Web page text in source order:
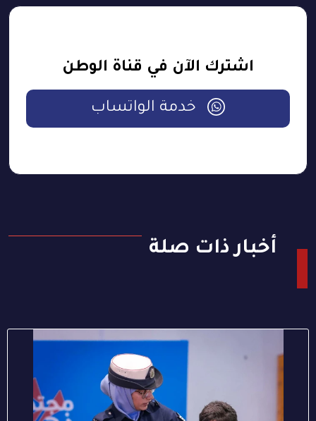
اشترك الآن في قناة الوطن
خدمة الواتساب
أخبار ذات صلة